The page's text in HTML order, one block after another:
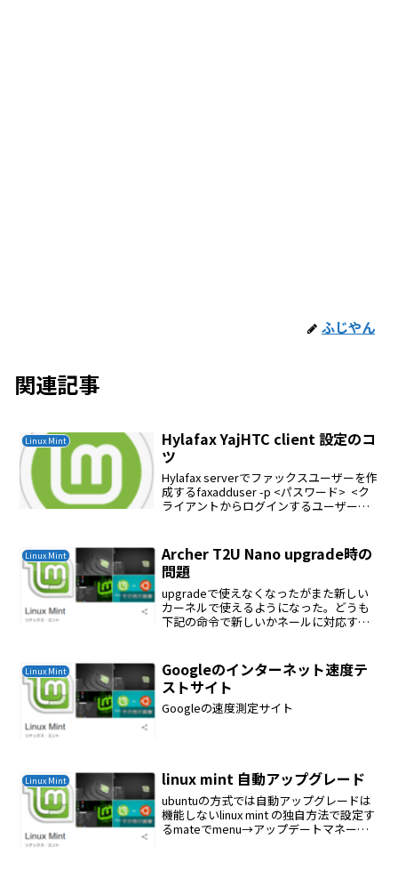
ふじやん
関連記事
Linux Mint
Hylafax YajHTC client 設定のコ
ツ
Hylafax serverでファックスユーザーを作
成するfaxadduser -p <パスワード> <ク
ライアントからログインするユーザー名
て確認する携帯回...
Linux Mint
Archer T2U Nano upgrade時の
問題
upgradeで使えなくなったがまた新しい
カーネルで使えるようになった。どうも
下記の命令で新しいかネールに対応する
linux-headers-`u...
Linux Mint
Googleのインターネット速度テ
ストサイト
Googleの速度測定サイト
Linux Mint linux mint 自動アップグレード
ubuntuの方式では自動アップグレードは
機能しないlinux mint の独自方法で設定す
るmateでmenu→アップデートマネージ